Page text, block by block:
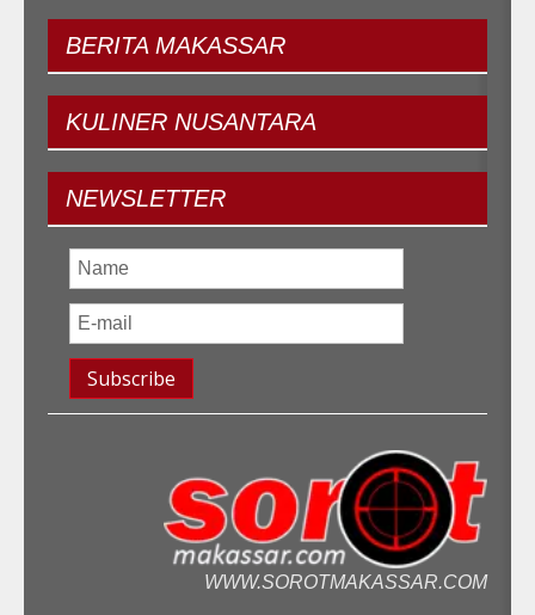
BERITA MAKASSAR
KULINER NUSANTARA
NEWSLETTER
WWW.SOROTMAKASSAR.COM